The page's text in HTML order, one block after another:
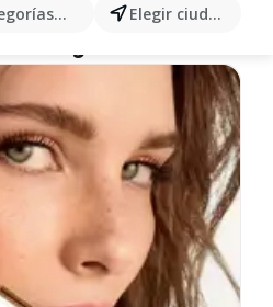
productos... Elegir ciudad